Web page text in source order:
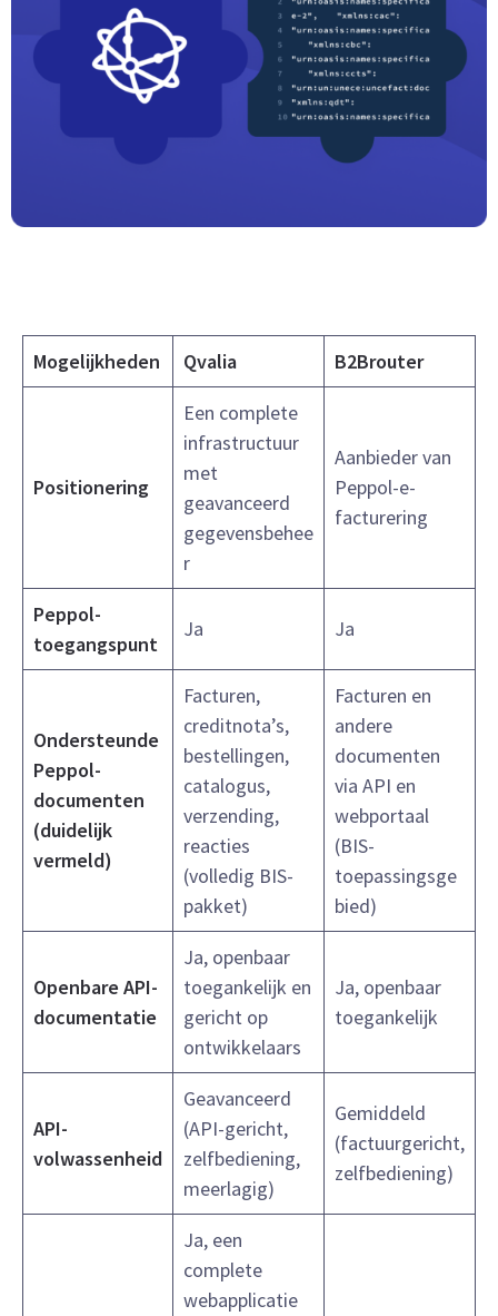
Mogelijkheden Qvalia B2Brouter
Positionering
Een complete
infrastructuur
met
geavanceerd
gegevensbehee
r
Aanbieder van
Peppol-e-
facturering
Peppol-
toegangspunt
Ja Ja
Ondersteunde
Peppol-
documenten
(duidelijk
vermeld)
Facturen,
creditnota’s,
bestellingen,
catalogus,
verzending,
reacties
(volledig BIS-
pakket)
Facturen en
andere
documenten
via API en
webportaal
(BIS-
toepassingsge
bied)
Openbare API-
documentatie
Ja, openbaar
toegankelijk en
gericht op
ontwikkelaars
Ja, openbaar
toegankelijk
API-
volwassenheid
Geavanceerd
(API-gericht,
zelfbediening,
meerlagig)
Gemiddeld
(factuurgericht,
zelfbediening)
Ja, een
complete
webapplicatie